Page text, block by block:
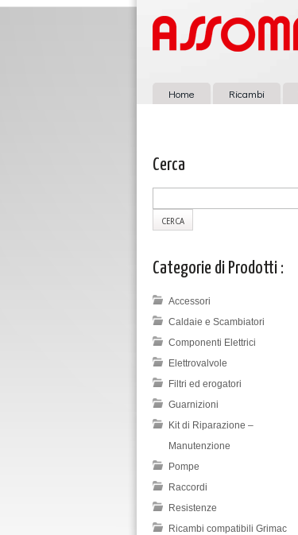
Home Ricambi
Cerca
Categorie di Prodotti :
Accessori
Caldaie e Scambiatori
Componenti Elettrici
Elettrovalvole
Filtri ed erogatori
Guarnizioni
Kit di Riparazione –
Manutenzione
Pompe
Raccordi
Resistenze
Ricambi compatibili Grimac